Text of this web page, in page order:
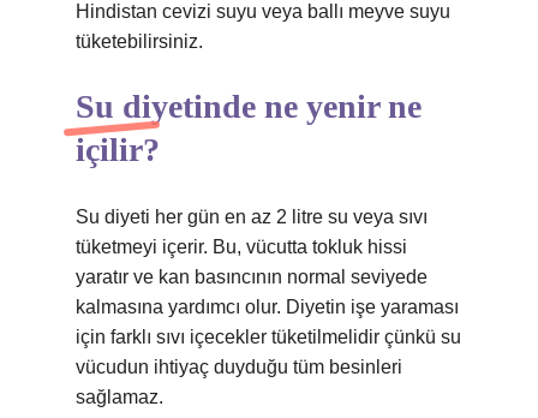
Hindistan cevizi suyu veya ballı meyve suyu
tüketebilirsiniz.
Su diyetinde ne yenir ne
içilir?
Su diyeti her gün en az 2 litre su veya sıvı
tüketmeyi içerir. Bu, vücutta tokluk hissi
yaratır ve kan basıncının normal seviyede
kalmasına yardımcı olur. Diyetin işe yaraması
için farklı sıvı içecekler tüketilmelidir çünkü su
vücudun ihtiyaç duyduğu tüm besinleri
sağlamaz.